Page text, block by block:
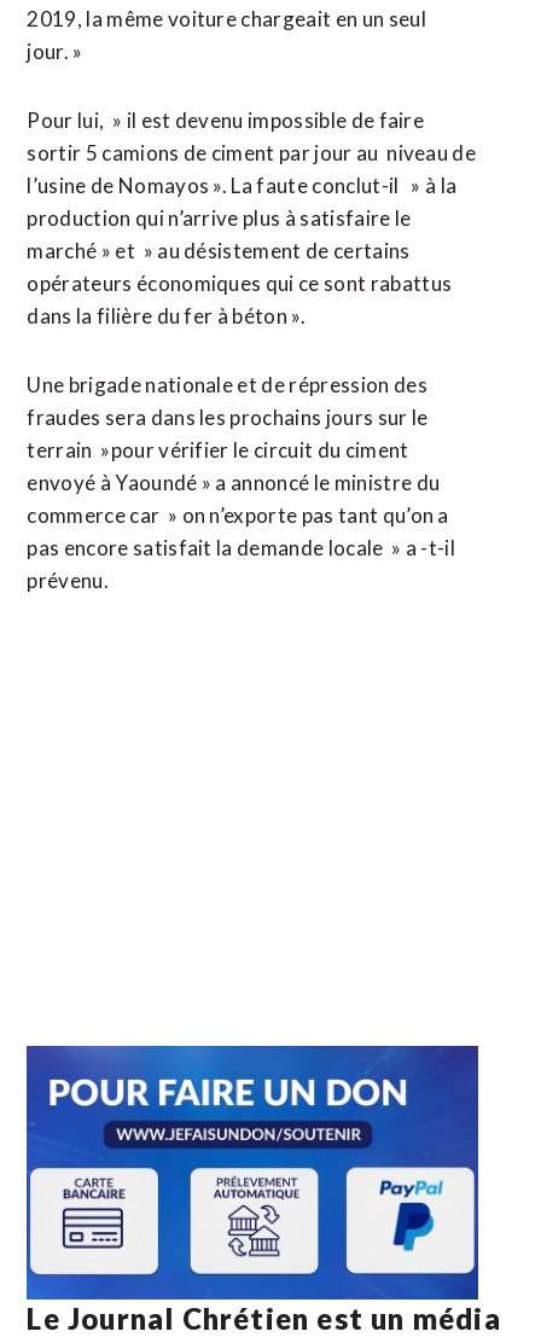
2019, la même voiture chargeait en un seul
jour. »
Pour lui, » il est devenu impossible de faire
sortir 5 camions de ciment par jour au niveau de
l’usine de Nomayos ». La faute conclut-il » à la
production qui n’arrive plus à satisfaire le
marché » et » au désistement de certains
opérateurs économiques qui ce sont rabattus
dans la filière du fer à béton ».
Une brigade nationale et de répression des
fraudes sera dans les prochains jours sur le
terrain »pour vérifier le circuit du ciment
envoyé à Yaoundé » a annoncé le ministre du
commerce car » on n’exporte pas tant qu’on a
pas encore satisfait la demande locale » a -t-il
prévenu.
Le Journal Chrétien est un média